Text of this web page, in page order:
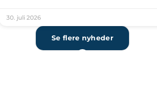
30. juli 2026
Se flere nyheder